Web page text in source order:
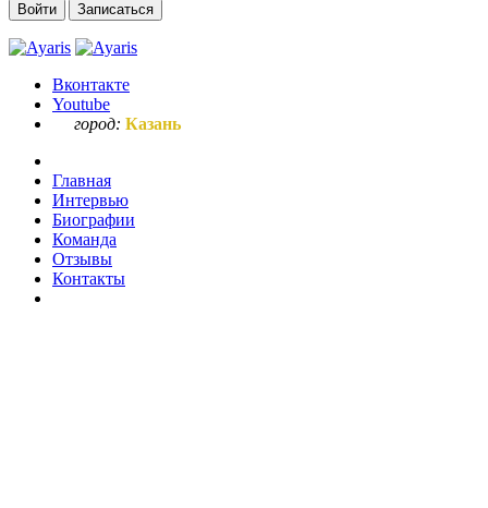
Войти
Записаться
Вконтакте
Youtube
город: Казань
Главная
Интервью
Биографии
Команда
Отзывы
Контакты